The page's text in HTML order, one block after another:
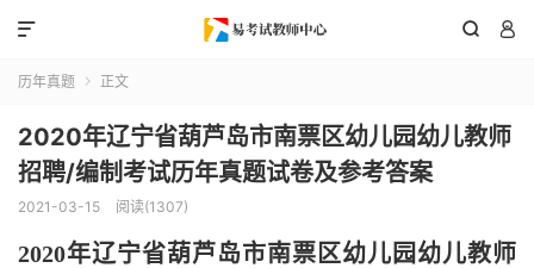
 

历年真题  正文
2020年辽宁省葫芦岛市南票区幼儿园幼儿教师
招聘/编制考试历年真题试卷及参考答案
2021-03-15 阅读(1307)
2020年辽宁省葫芦岛市南票区幼儿园幼儿教师